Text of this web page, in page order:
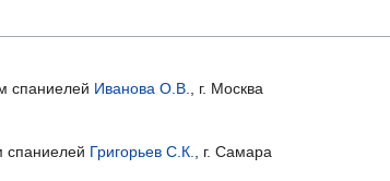
спаниелей Иванова О.В., г. Москва
спаниелей Григорьев С.К., г. Самара